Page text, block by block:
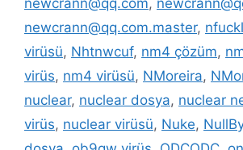
newcrann@qq.com,
newcrann@qq.com.master,
virüsü, Nhtnwcuf, nm4 çözüm,
virüs, nm4 virüsü, NMoreira,
nuclear, nuclear dosya, nuclear
virüs, nuclear virüsü, Nuke,